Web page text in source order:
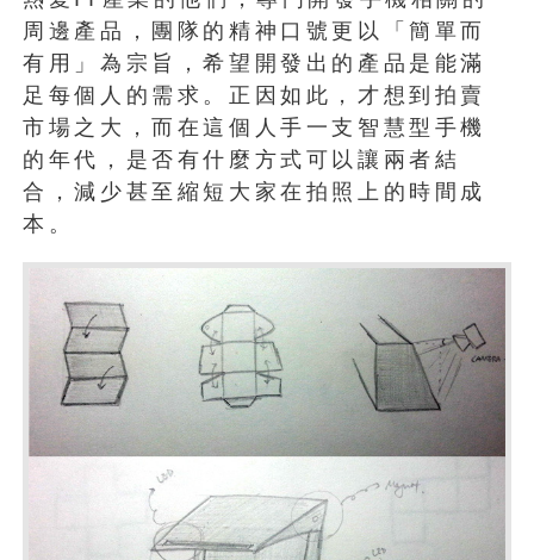
周邊產品，團隊的精神口號更以「簡單而
有用」為宗旨，希望開發出的產品是能滿
足每個人的需求。正因如此，才想到拍賣
市場之大，而在這個人手一支智慧型手機
的年代，是否有什麼方式可以讓兩者結
合，減少甚至縮短大家在拍照上的時間成
本。